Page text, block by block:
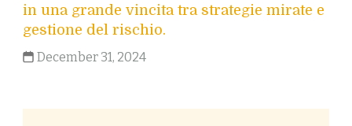
in una grande vincita tra strategie mirate e
gestione del rischio.
December 31, 2024